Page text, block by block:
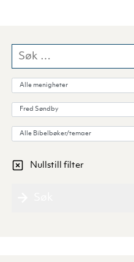
Søk etter:
Velg menighet
Velg forkynner
Velg Bibelbok/tema
Nullstill filter